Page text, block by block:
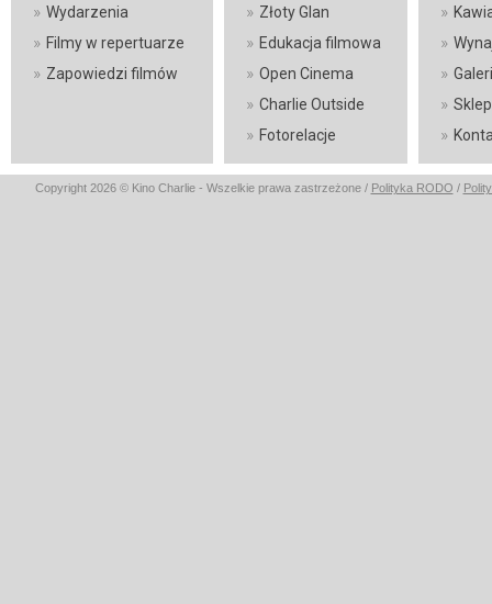
» Wydarzenia
» Filmy w repertuarze
» Zapowiedzi filmów
» Złoty Glan
» Edukacja filmowa
» Open Cinema
» Charlie Outside
» Fotorelacje
»
»
»
» Sklep
»
Copyright 2026 © Kino Charlie - Wszelkie prawa zastrzeżone / Polityka RODO /